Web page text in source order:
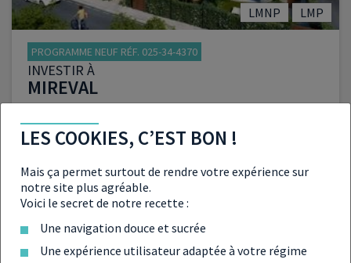
LMNP LMP
PROGRAMME NEUF RÉF. 025-34-4370
INVESTIR À
MIREVAL
À partir de :
224 000 €
VOIR LE PROGRAMME
LES COOKIES, C’EST BON !
Mais ça permet surtout de rendre votre expérience sur
notre site plus agréable.
Voici le secret de notre recette :
Une navigation douce et sucrée
Une expérience utilisateur adaptée à votre régime